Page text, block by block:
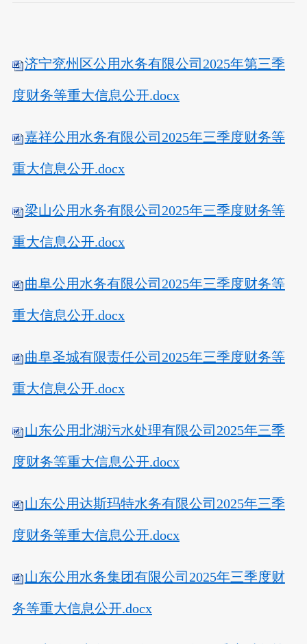
济宁兖州区公用水务有限公司2025年第三季
度财务等重大信息公开.docx
嘉祥公用水务有限公司2025年三季度财务等
重大信息公开.docx
梁山公用水务有限公司2025年三季度财务等
重大信息公开.docx
曲阜公用水务有限公司2025年三季度财务等
重大信息公开.docx
曲阜圣城有限责任公司2025年三季度财务等
重大信息公开.docx
山东公用北湖污水处理有限公司2025年三季
度财务等重大信息公开.docx
山东公用达斯玛特水务有限公司2025年三季
度财务等重大信息公开.docx
山东公用水务集团有限公司2025年三季度财
务等重大信息公开.docx